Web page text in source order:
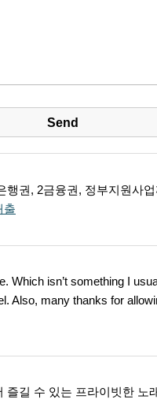
행권, 2금융권, 정부지원사
출
Which isn’t something I
Also, many thanks for
즐길 수 있는 프라이빗한 노